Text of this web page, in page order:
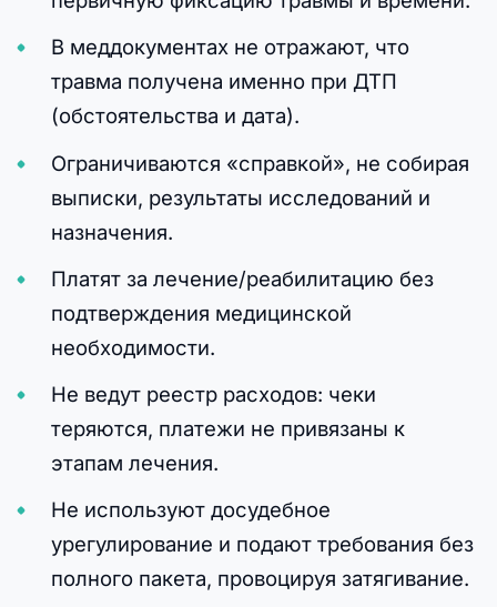
В меддокументах не отражают, что
травма получена именно при ДТП
(обстоятельства и дата).
Ограничиваются «справкой», не собирая
выписки, результаты исследований и
назначения.
Платят за лечение/реабилитацию без
подтверждения медицинской
необходимости.
Не ведут реестр расходов: чеки
теряются, платежи не привязаны к
этапам лечения.
Не используют досудебное
урегулирование и подают требования без
полного пакета, провоцируя затягивание.